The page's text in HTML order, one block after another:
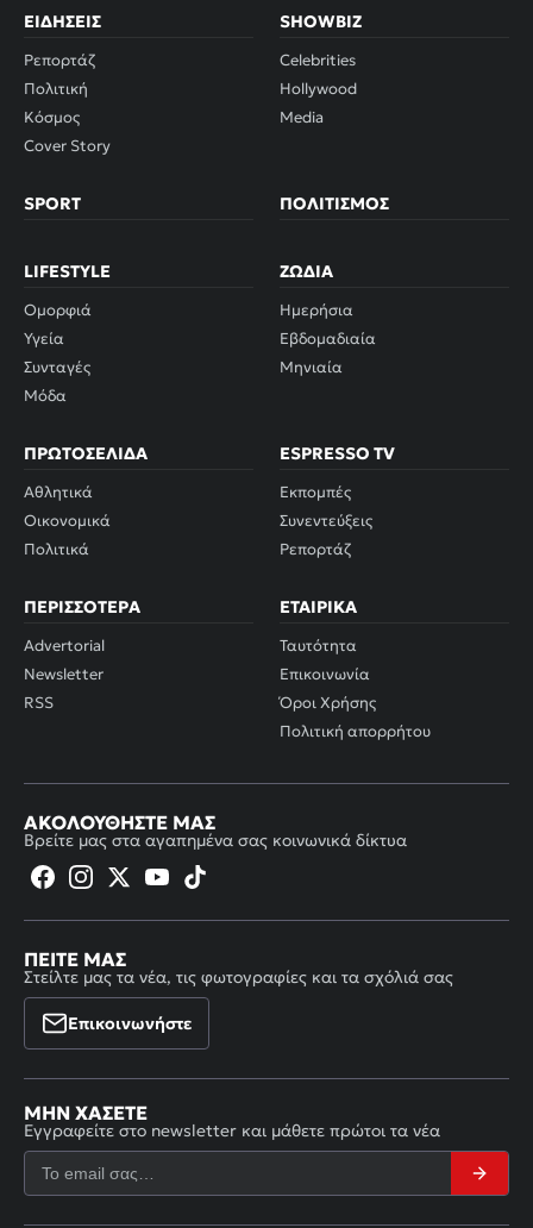
ΕΙΔΉΣΕΙΣ
Ρεπορτάζ
Πολιτική
Κόσμος
Cover Story
SHOWBIZ
Celebrities
Hollywood
Media
SPORT ΠΟΛΙΤΙΣΜΌΣ
LIFESTYLE
Ομορφιά
Υγεία
Συνταγές
Μόδα
ΖΏΔΙΑ
Ημερήσια
Εβδομαδιαία
Μηνιαία
ΠΡΩΤΟΣΈΛΙΔΑ
Αθλητικά
Οικονομικά
Πολιτικά
ESPRESSO TV
Εκπομπές
Συνεντεύξεις
Ρεπορτάζ
ΠΕΡΙΣΣΌΤΕΡΑ
Advertorial
Newsletter
RSS
ΕΤΑΙΡΙΚΆ
Ταυτότητα
Επικοινωνία
Όροι Χρήσης
Πολιτική απορρήτου
ΑΚΟΛΟΥΘΉΣΤΕ ΜΑΣ
Βρείτε μας στα αγαπημένα σας κοινωνικά δίκτυα
ΠΕΊΤΕ ΜΑΣ
Στείλτε μας τα νέα, τις φωτογραφίες και τα σχόλιά σας
Επικοινωνήστε
ΜΗΝ ΧΆΣΕΤΕ
Εγγραφείτε στο newsletter και μάθετε πρώτοι τα νέα